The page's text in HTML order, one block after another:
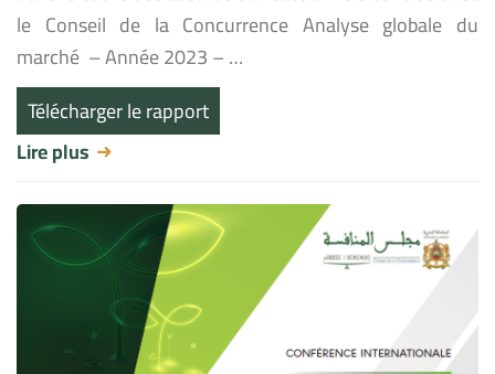
le Conseil de la Concurrence Analyse globale du
marché – Année 2023 – …
Télécharger le rapport
Lire plus